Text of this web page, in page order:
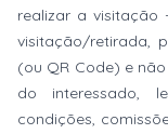
realizar a visitação
visitação/retirada,
(ou QR Code) e
do interessado,
condições,